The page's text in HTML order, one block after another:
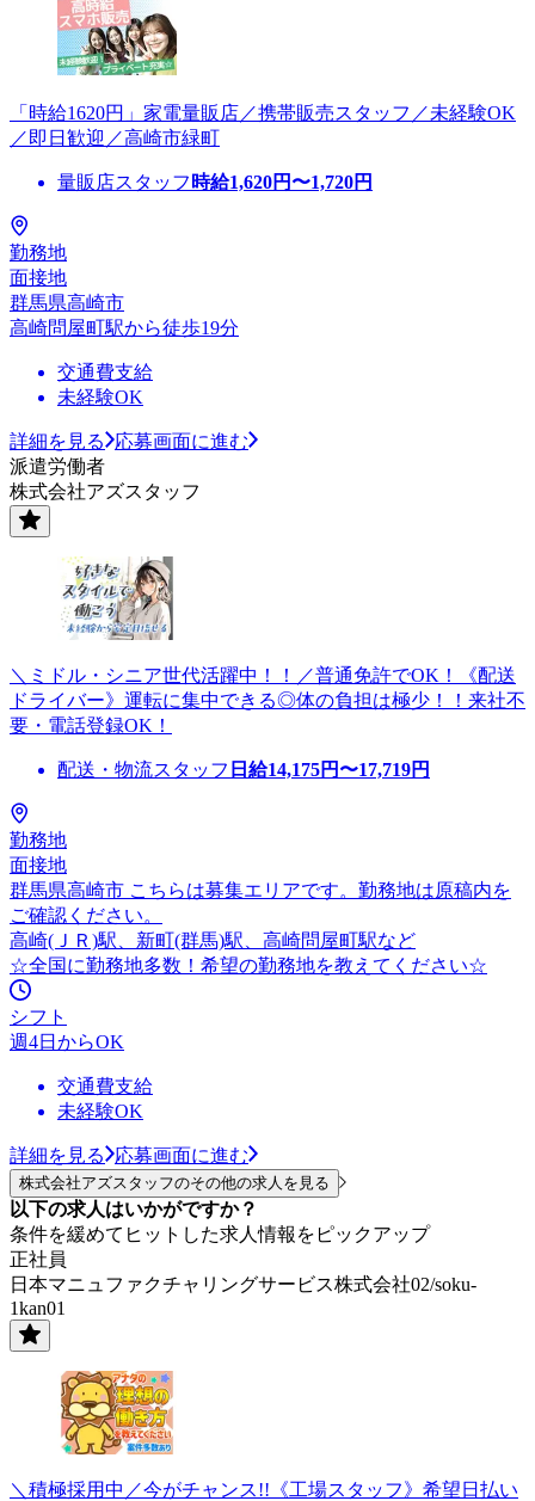
「時給1620円」家電量販店／携帯販売スタッフ／未経験OK
／即日歓迎／高崎市緑町
量販店スタッフ 時給1,620円〜1,720円
勤務地
面接地
群馬県高崎市
高崎問屋町駅から徒歩19分
交通費支給
未経験OK
詳細を見る
応募画面に進む
派遣労働者
株式会社アズスタッフ
＼ミドル・シニア世代活躍中！！／普通免許でOK！《配送
ドライバー》運転に集中できる◎体の負担は極少！！来社不
要・電話登録OK！
配送・物流スタッフ 日給14,175円〜17,719円
勤務地
面接地
群馬県高崎市 こちらは募集エリアです。勤務地は原稿内を
ご確認ください。
高崎(ＪＲ)駅、新町(群馬)駅、高崎問屋町駅など
☆全国に勤務地多数！希望の勤務地を教えてください☆
シフト
週4日からOK
交通費支給
未経験OK
詳細を見る 応募画面に進む
株式会社アズスタッフのその他の求人を見る
以下の求人はいかがですか？
条件を緩めてヒットした求人情報をピックアップ
正社員
日本マニュファクチャリングサービス株式会社02/soku-
1kan01
＼積極採用中／今がチャンス!!《工場スタッフ》希望日払い